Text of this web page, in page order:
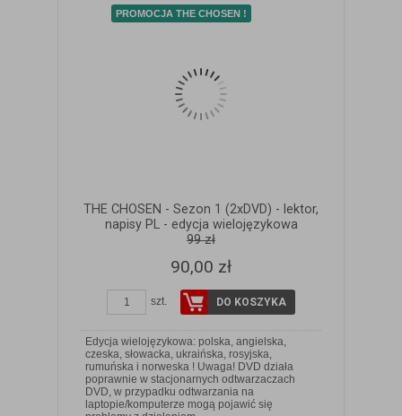
PROMOCJA THE CHOSEN !
THE CHOSEN - Sezon 1 (2xDVD) - lektor,
napisy PL - edycja wielojęzykowa
99 zł
90,00 zł
szt. DO KOSZYKA
Edycja wielojęzykowa: polska, angielska,
czeska, słowacka, ukraińska, rosyjska,
rumuńska i norweska ! Uwaga! DVD działa
poprawnie w stacjonarnych odtwarzaczach
DVD, w przypadku odtwarzania na
laptopie/komputerze mogą pojawić się
ZOBACZ SZCZEGÓŁY